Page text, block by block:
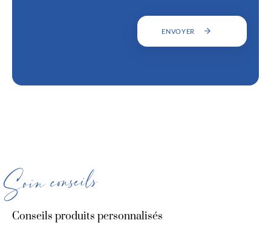
ENVOYER
Soin conseils
Conseils produits personnalisés